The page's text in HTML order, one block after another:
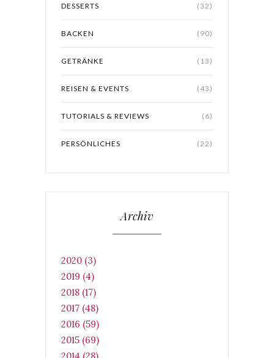
DESSERTS (32)
BACKEN (90)
GETRÄNKE (13)
REISEN & EVENTS (43)
TUTORIALS & REVIEWS (6)
PERSÖNLICHES (22)
Archiv
2020 (3)
2019 (4)
2018 (17)
2017 (48)
2016 (59)
2015 (69)